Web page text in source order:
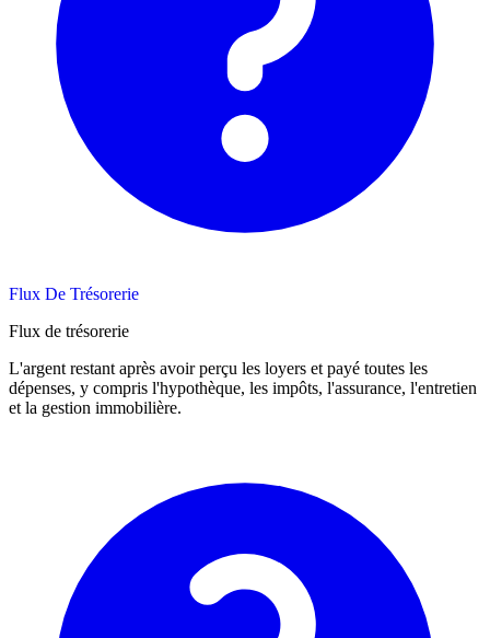
Flux De Trésorerie
Flux de trésorerie
L'argent restant après avoir perçu les loyers et payé toutes les
dépenses, y compris l'hypothèque, les impôts, l'assurance, l'entretien
et la gestion immobilière.